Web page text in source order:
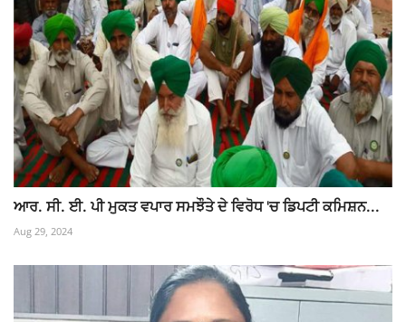
ਆਰ. ਸੀ. ਈ. ਪੀ ਮੁਕਤ ਵਪਾਰ ਸਮਝੌਤੇ ਦੇ ਵਿਰੋਧ 'ਚ ਡਿਪਟੀ ਕਮਿਸ਼ਨ...
Aug 29, 2024